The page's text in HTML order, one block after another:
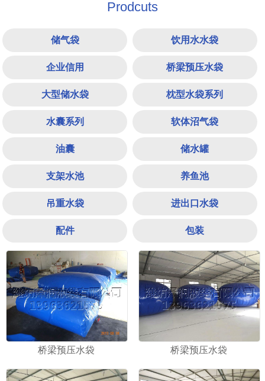
2 3
Prodcuts
储气袋 饮用水水袋
企业信用 桥梁预压水袋
大型储水袋 枕型水袋系列
水囊系列 软体沼气袋
油囊 储水罐
支架水池 养鱼池
吊重水袋 进出口水袋
配件 包装
桥梁预压水袋 桥梁预压水袋